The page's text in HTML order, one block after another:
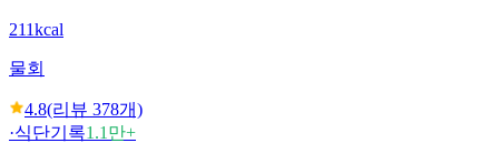
211kcal
물회
4.8(리뷰 378개)
·식단기록1.1만+